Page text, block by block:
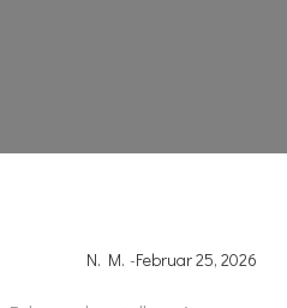
N. M. -Februar 25, 2026